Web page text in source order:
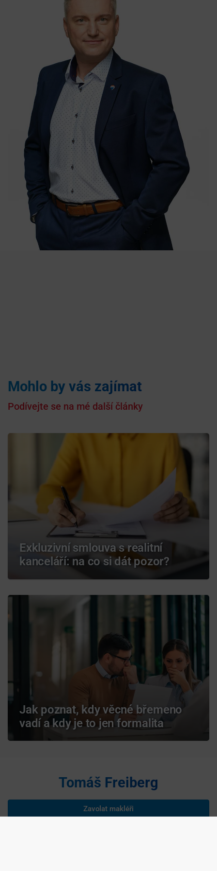
Mohlo by vás zajímat
Podívejte se na mé další články
Exkluzivní smlouva s realitní
kanceláří: na co si dát pozor?
Jak poznat, kdy věcné břemeno
vadí a kdy je to jen formalita
Tomáš Freiberg
Zavolat makléři